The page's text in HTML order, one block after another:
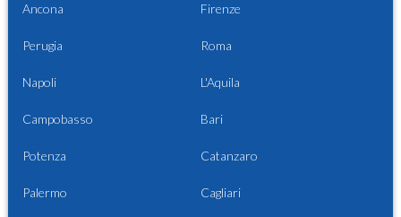
Ancona Firenze
Perugia Roma
Napoli L'Aquila
Campobasso Bari
Potenza Catanzaro
Palermo Cagliari